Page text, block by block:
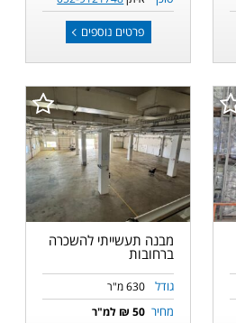
פרטים נוספים
מבנה תעשייתי להשכרה
ברחובות
גודל 630 מ"ר
מחיר 50 ₪ למ"ר